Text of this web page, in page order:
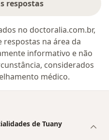
respostas
no doctoralia.com.br,
na área da
informativo e não
considerados
médico.
de Tuany